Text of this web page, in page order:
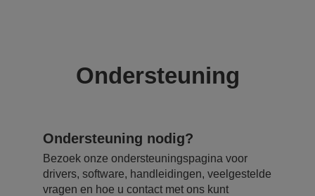
Ondersteuning
Ondersteuning nodig?
Bezoek onze ondersteuningspagina voor
drivers, software, handleidingen, veelgestelde
vragen en hoe u contact met ons kunt